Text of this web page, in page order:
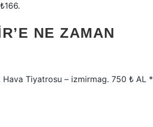
NE ZAMAN
Tiyatrosu – izmirmag. 750 ₺ AL *